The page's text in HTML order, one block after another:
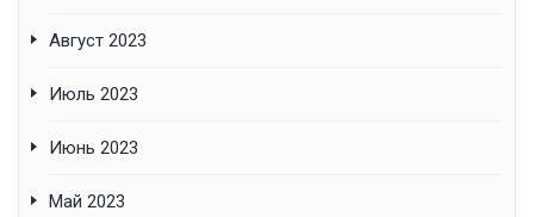
Август 2023
Июль 2023
Июнь 2023
Май 2023